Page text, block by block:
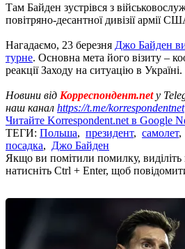
Там Байден зустрівся з
повітряно-десантної дивізії армії
Нагадаємо, 23 березня Джо Байден
турне. Основна мета його візиту –
реакції Заходу на ситуацію в Україні.
Новини від Корреспондент.netу
наш канал https://t.me/korrespondentnet
Читайте Korrespondent.net в Google
ТЕГИ: Польша, президент, самолет,
посадка, Джо Байден
Якщо ви помітили помилку, виділіть
натисніть Ctrl + Enter, щоб